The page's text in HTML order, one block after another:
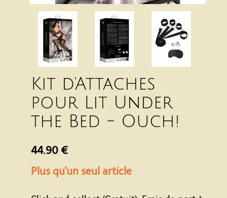
Kit d'Attaches
pour Lit Under
the Bed - Ouch!
44.90 €
Plus qu'un seul article